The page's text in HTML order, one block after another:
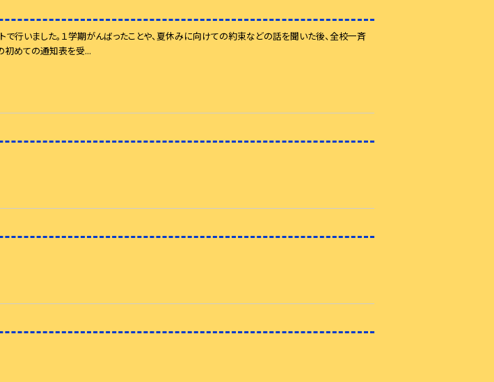
行いました。１学期がんばったことや、夏休みに向けての約束などの話を聞いた後、全校一斉
初めての通知表を受...